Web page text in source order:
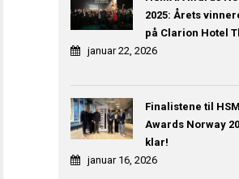
2025: Årets
på Clarion Hotel
januar 22, 2026
Finalistene til
Awards Norway
klar!
januar 16, 2026